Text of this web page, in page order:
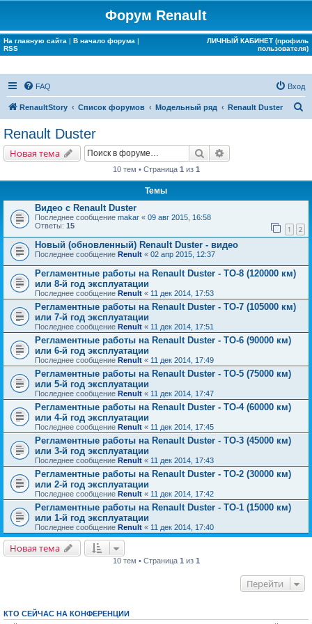
Форум Renault
На главную сайта | В начало форума |
RSS
ЛИЧНЫЙ КАБИНЕТ (профиль
пользователя)
FAQ Вход
RenaultStory Список форумов Модельный ряд Renault Duster
Renault Duster
Новая тема Поиск
10 тем • Страница 1 из 1
Темы
Видео с Renault Duster
Последнее сообщение makar « 09 авг 2015, 16:58
Ответы: 15 1 2
Новый (обновленный) Renault Duster - видео
Последнее сообщение Renult « 02 апр 2015, 12:37
Регламентные работы на Renault Duster - ТО-8 (120000 км)
или 8-й год эксплуатации
Последнее сообщение Renult « 11 дек 2014, 17:53
Регламентные работы на Renault Duster - ТО-7 (105000 км)
или 7-й год эксплуатации
Последнее сообщение Renult « 11 дек 2014, 17:51
Регламентные работы на Renault Duster - ТО-6 (90000 км)
или 6-й год эксплуатации
Последнее сообщение Renult « 11 дек 2014, 17:49
Регламентные работы на Renault Duster - ТО-5 (75000 км)
или 5-й год эксплуатации
Последнее сообщение Renult « 11 дек 2014, 17:47
Регламентные работы на Renault Duster - ТО-4 (60000 км)
или 4-й год эксплуатации
Последнее сообщение Renult « 11 дек 2014, 17:45
Регламентные работы на Renault Duster - ТО-3 (45000 км)
или 3-й год эксплуатации
Последнее сообщение Renult « 11 дек 2014, 17:43
Регламентные работы на Renault Duster - ТО-2 (30000 км)
или 2-й год эксплуатации
Последнее сообщение Renult « 11 дек 2014, 17:42
Регламентные работы на Renault Duster - ТО-1 (15000 км)
или 1-й год эксплуатации
Последнее сообщение Renult « 11 дек 2014, 17:40
Новая тема
10 тем • Страница 1 из 1
Перейти
КТО СЕЙЧАС НА КОНФЕРЕНЦИИ